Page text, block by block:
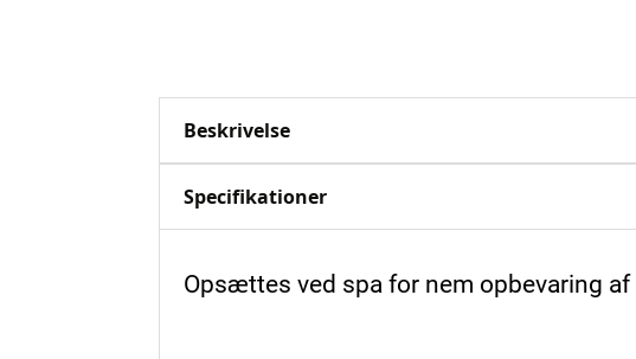
Beskrivelse
Specifikationer
Opsættes ved spa for nem opbevaring af